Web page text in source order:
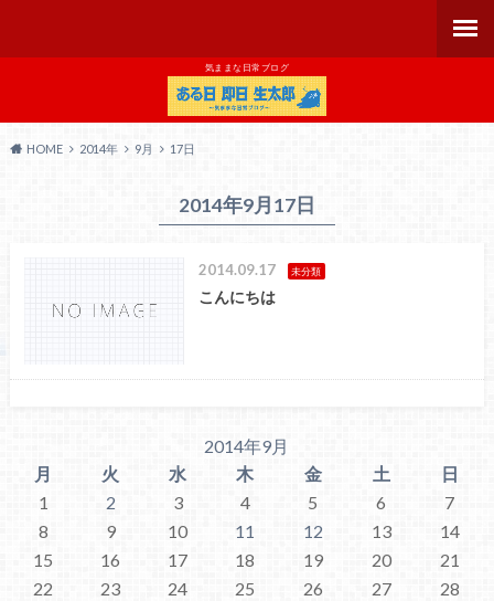
気ままな日常ブログ
HOME 2014年 9月 17日
2014年9月17日
2014.09.17 未分類
こんにちは
2014年9月
月
火 水 木 金 土
日
1
2 3 4 5 6
7
8
9 10 11 12 13
14
15
16 17 18 19 20
21
22
23 24 25 26 27
28